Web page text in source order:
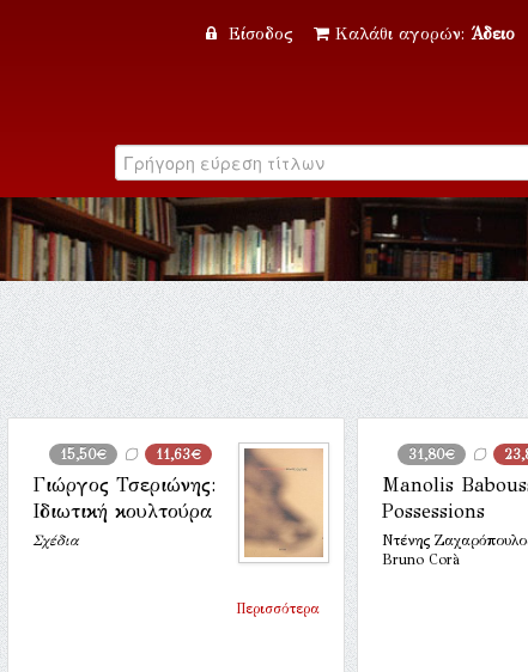
Είσοδος Καλάθι αγορών: Άδειο
15,50€ 11,63€
Γιώργος Τσεριώνης:
Ιδιωτική κουλτούρα
Σχέδια
Περισσότερα
31,80€
Manolis
Possessions
Ντένης
Bruno Corà